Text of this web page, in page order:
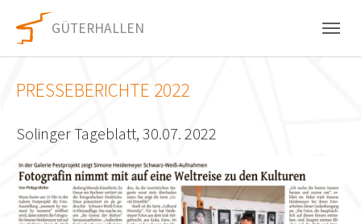
Skip to main content
Skip to page footer
GÜTERHALLEN
PRESSEBERICHTE 2022
Solinger Tageblatt, 30.07. 2022
Show larger version